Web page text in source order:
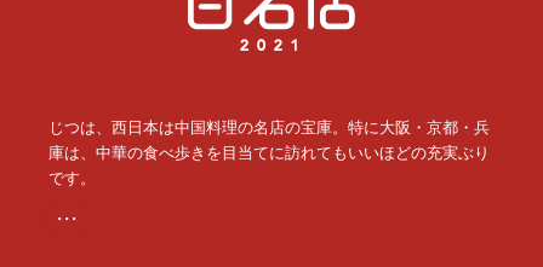
じつは、西日本は中国料理の名店の宝庫。特に大阪・京都・兵
庫は、中華の食べ歩きを目当てに訪れてもいいほどの充実ぶり
です。
・・・